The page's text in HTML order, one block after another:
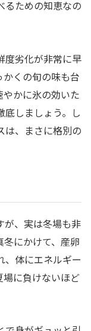
るための知恵なの
度劣化が非常に早
くの旬の味も台
かに氷の効いた
底しましょう。し
は、まさに格別の
が、実は冬場も非
にかけて、産卵
、体にエネルギー
場に負けないほど